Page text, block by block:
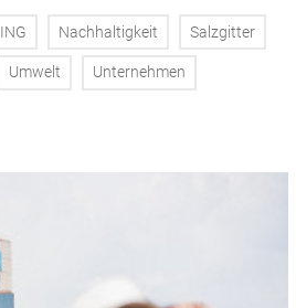
ING Nachhaltigkeit Salzgitter
Umwelt Unternehmen